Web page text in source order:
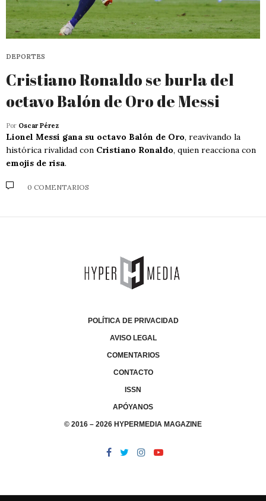
DEPORTES
Cristiano Ronaldo se burla del
octavo Balón de Oro de Messi
Por Oscar Pérez
Lionel Messi gana su octavo Balón de Oro, reavivando la
histórica rivalidad con Cristiano Ronaldo, quien reacciona con
emojis de risa.
0 COMENTARIOS
POLÍTICA DE PRIVACIDAD
AVISO LEGAL
COMENTARIOS
CONTACTO
ISSN
APÓYANOS
© 2016 – 2026 HYPERMEDIA MAGAZINE